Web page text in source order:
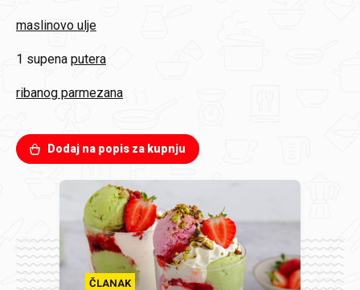
maslinovo ulje
1 supena putera
ribanog parmezana
Dodaj na popis za kupnju
ČLANAK